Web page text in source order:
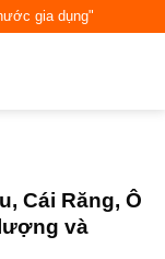
gia dụng"
Cái Răng, Ô
và